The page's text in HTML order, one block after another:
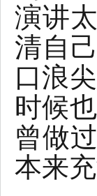
演讲
清自
口浪
时候
曾做
本来